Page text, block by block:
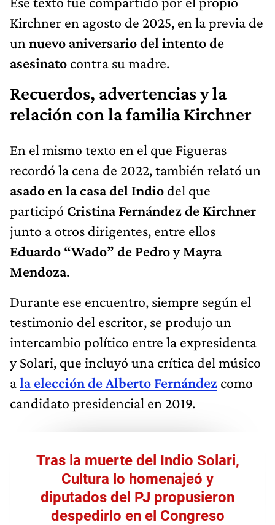
Kirchner en agosto de 2025, en la previa de
un nuevo aniversario del intento de
asesinato contra su madre.
Recuerdos, advertencias y la
relación con la familia Kirchner
En el mismo texto en el que Figueras
recordó la cena de 2022, también relató un
asado en la casa del Indio del que
participó Cristina Fernández de Kirchner
junto a otros dirigentes, entre ellos
Eduardo “Wado” de PedroyMayra
Mendoza.
Durante ese encuentro, siempre según el
testimonio del escritor, se produjo un
intercambio político entre la expresidenta
y Solari, que incluyó una crítica del músico
ala elección de Alberto Fernández como
candidato presidencial en 2019.
Tras la muerte del Indio Solari,
Cultura lo homenajeó y
diputados del PJ propusieron
despedirlo en el Congreso